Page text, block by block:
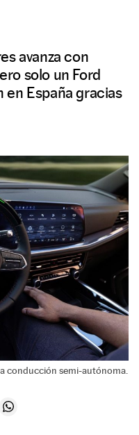
avanza con
solo un Ford
España gracias
conducción semi-autónoma.